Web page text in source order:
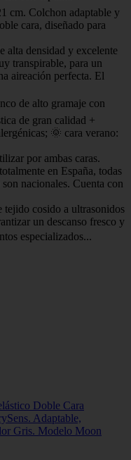
cm. Colchon adaptable y
cara, diseñado para
alta densidad y excelente
transpirable, para un
aireación perfecta. El
de alto gramaje con
de gran calidad +
🌞 cara verano:
por ambas caras.
en España, todas
nacionales. Cuenta con
tejido cosido a ultrasonidos
un descanso fresco y
especializados...
Doble Cara
Adaptable,
Gris. Modelo Moon